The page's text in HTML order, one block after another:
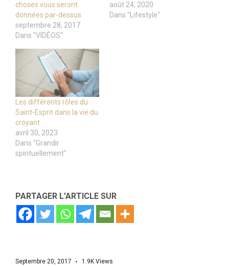
choses vous seront
données par-dessus
septembre 28, 2017
Dans "VIDÉOS"
août 24, 2020
Dans "Lifestyle"
Les différents rôles du
Saint-Esprit dans la vie du
croyant.
avril 30, 2023
Dans "Grandir
spirituellement"
PARTAGER L'ARTICLE SUR
Septembre 20, 2017 1.9K Views